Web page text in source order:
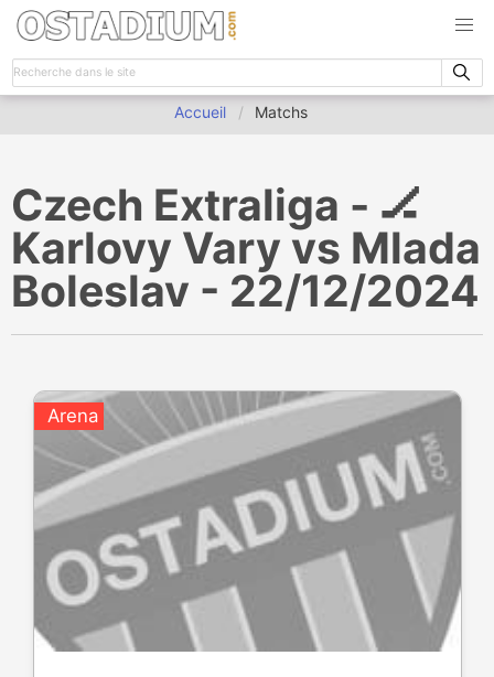
Accueil Matchs
Czech Extraliga - 🏒
Karlovy Vary vs Mlada
Boleslav - 22/12/2024
Arena